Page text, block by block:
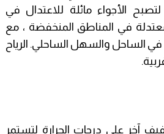
الأجواء مائلة للاعتدال في
في المناطق المنخفضة ، مع
الساحل والسهل الساحلي. الرياح
آخر على درجات الحرارة لتستمر